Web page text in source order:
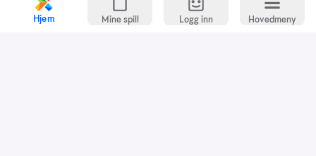
Hjem Mine spill Logg inn Hovedmeny
Grasrotandelen